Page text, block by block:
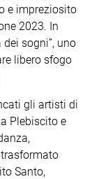
e impreziosito
2023. In
sogni”, uno
libero sfogo
gli artisti di
Plebiscito e
Santo,